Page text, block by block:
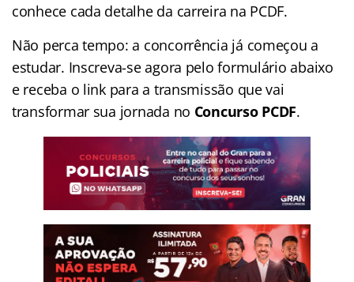
conhece cada detalhe da carreira na PCDF.
Não perca tempo: a concorrência já começou a
estudar. Inscreva-se agora pelo formulário abaixo
e receba o link para a transmissão que vai
transformar sua jornada no Concurso PCDF.